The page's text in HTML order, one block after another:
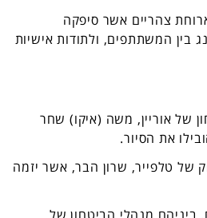
צהריים אשר סיפקה
בין המשתתפים, ולתודות אישיות
של אוריין, משה (איקו) שחר
את הסיור.
של טלפייר, שרון הבר, אשר יזמה